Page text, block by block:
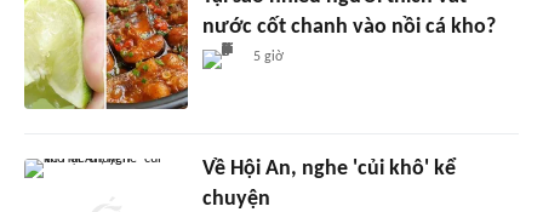
nước cốt chanh vào nồi cá kho?
5 giờ
Về Hội An, nghe 'củi khô' kể
chuyện